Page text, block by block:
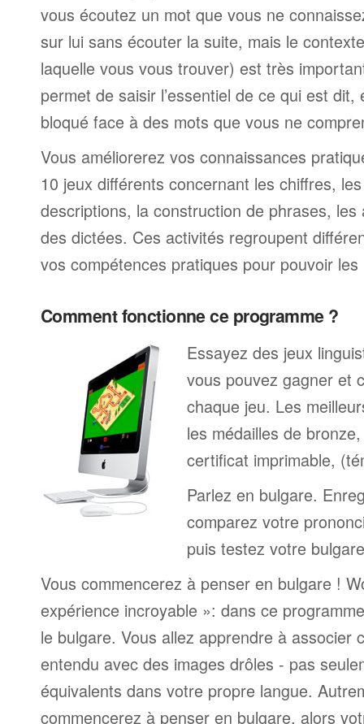
vous écoutez un mot que vous ne
sur lui sans écouter la suite, mais le
laquelle vous vous trouver) est très
permet de saisir l’essentiel de ce qui est
bloqué face à des mots que vous ne
Vous améliorerez vos connaissances
10 jeux différents concernant les chiffres,
descriptions, la construction de phrases,
des dictées. Ces activités regroupent
vos compétences pratiques pour pouvoir
Comment fonctionne ce programme ?
Essayez des jeux
vous pouvez gagner et
chaque jeu. Les
les médailles de
certificat imprimable,
Parlez en bulgare.
comparez votre
puis testez votre
Vous commencerez à penser en bulgare !
expérience incroyable »: dans ce
le bulgare. Vous allez apprendre à associer
entendu avec des images drôles - pas
équivalents dans votre propre langue.
commencerez à penser en bulgare, alors